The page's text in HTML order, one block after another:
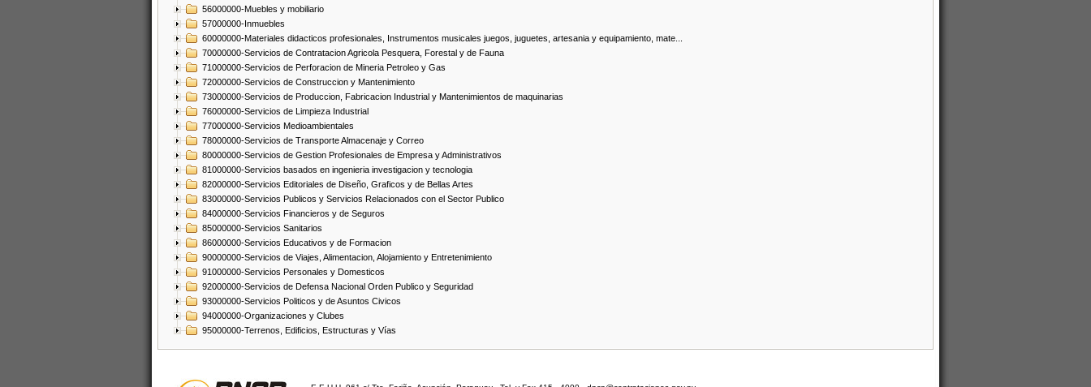
56000000-Muebles y mobiliario
57000000-Inmuebles
60000000-Materiales didacticos profesionales, Instrumentos musicales juegos, juguetes, artesania y equipamiento, mate...
70000000-Servicios de Contratacion Agricola Pesquera, Forestal y de Fauna
71000000-Servicios de Perforacion de Mineria Petroleo y Gas
72000000-Servicios de Construccion y Mantenimiento
73000000-Servicios de Produccion, Fabricacion Industrial y Mantenimientos de maquinarias
76000000-Servicios de Limpieza Industrial
77000000-Servicios Medioambientales
78000000-Servicios de Transporte Almacenaje y Correo
80000000-Servicios de Gestion Profesionales de Empresa y Administrativos
81000000-Servicios basados en ingenieria investigacion y tecnologia
82000000-Servicios Editoriales de Diseño, Graficos y de Bellas Artes
83000000-Servicios Publicos y Servicios Relacionados con el Sector Publico
84000000-Servicios Financieros y de Seguros
85000000-Servicios Sanitarios
86000000-Servicios Educativos y de Formacion
90000000-Servicios de Viajes, Alimentacion, Alojamiento y Entretenimiento
91000000-Servicios Personales y Domesticos
92000000-Servicios de Defensa Nacional Orden Publico y Seguridad
93000000-Servicios Politicos y de Asuntos Civicos
94000000-Organizaciones y Clubes
95000000-Terrenos, Edificios, Estructuras y Vías